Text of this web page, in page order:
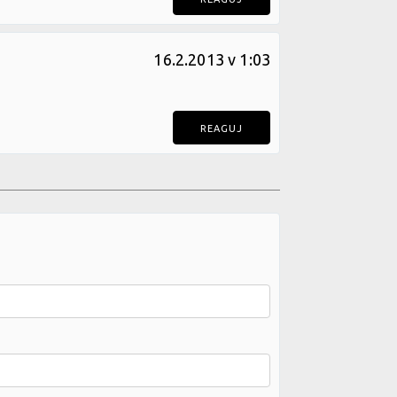
16.2.2013 v 1:03
REAGUJ